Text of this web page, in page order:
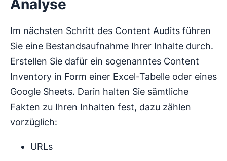
Analyse
Im nächsten Schritt des Content Audits führen
Sie eine Bestandsaufnahme Ihrer Inhalte durch.
Erstellen Sie dafür ein sogenanntes Content
Inventory in Form einer Excel-Tabelle oder eines
Google Sheets. Darin halten Sie sämtliche
Fakten zu Ihren Inhalten fest, dazu zählen
vorzüglich:
URLs